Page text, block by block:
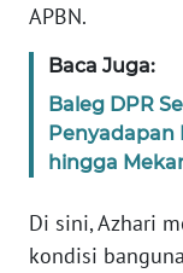
APBN.
Baca Juga:
Baleg DPR
Penyadapan
hingga
Di sini, Azhari
kondisi
WN
WN
PAPUA
PAPUA
BARAT